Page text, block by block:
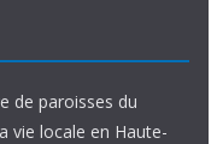
de paroisses du
vie locale en Haute-